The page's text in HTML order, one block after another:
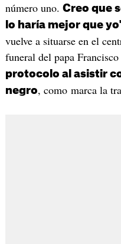
número uno. Creo que
lo haría mejor que
vuelve a situarse en el
funeral del papa
protocolo al asistir
negro, como marca la